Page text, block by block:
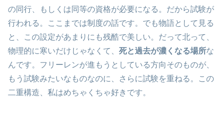
の同行、もしくは同等の資格が必要になる。だから試験が
行われる。ここまでは制度の話です。でも物語として見る
と、この設定があまりにも残酷で美しい。だって北って、
物理的に寒いだけじゃなくて、 死と過去が濃くなる場所な
んです。フリーレンが進もうとしている方向そのものが、
もう試験みたいなものなのに、さらに試験を重ねる。この
二重構造、私はめちゃくちゃ好きです。